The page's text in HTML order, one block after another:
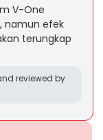
V-One
namun efek
terungkap
reviewed by